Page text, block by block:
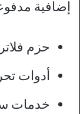
إضافية
حزم
أدوات
خدمات